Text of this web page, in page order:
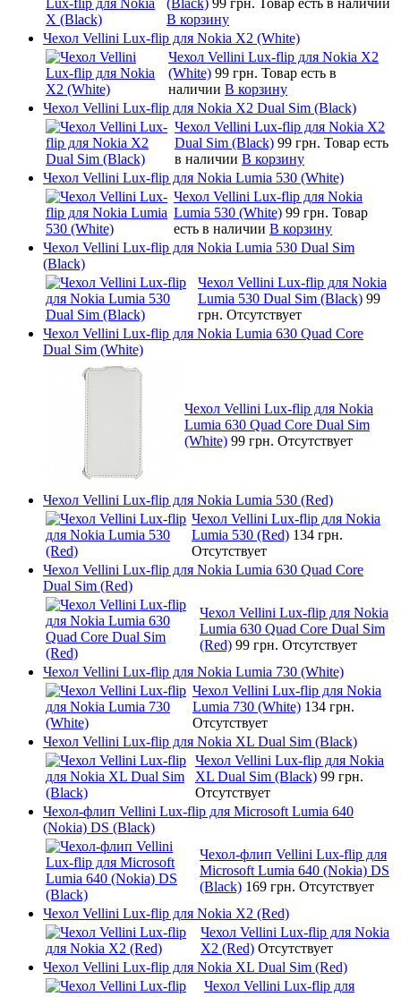
В корзину
Чехол Vellini Lux-flip для Nokia X2 (White)
Чехол Vellini Lux-flip для Nokia X2
(White) 99 грн. Товар есть в
наличии В корзину
Чехол Vellini Lux-flip для Nokia X2 Dual Sim (Black)
Чехол Vellini Lux-flip для Nokia X2
Dual Sim (Black) 99 грн. Товар есть
в наличии В корзину
Чехол Vellini Lux-flip для Nokia Lumia 530 (White)
Чехол Vellini Lux-flip для Nokia
Lumia 530 (White) 99 грн. Товар
есть в наличии В корзину
Чехол Vellini Lux-flip для Nokia Lumia 530 Dual Sim
(Black)
Чехол Vellini Lux-flip для Nokia
Lumia 530 Dual Sim (Black) 99
грн. Отсутствует
Чехол Vellini Lux-flip для Nokia Lumia 630 Quad Core
Dual Sim (White)
Чехол Vellini Lux-flip для Nokia
Lumia 630 Quad Core Dual Sim
(White) 99 грн. Отсутствует
Чехол Vellini Lux-flip для Nokia Lumia 530 (Red)
Чехол Vellini Lux-flip для Nokia
Lumia 530 (Red) 134 грн.
Отсутствует
Чехол Vellini Lux-flip для Nokia Lumia 630 Quad Core
Dual Sim (Red)
Чехол Vellini Lux-flip для Nokia
Lumia 630 Quad Core Dual Sim
(Red) 99 грн. Отсутствует
Чехол Vellini Lux-flip для Nokia Lumia 730 (White)
Чехол Vellini Lux-flip для Nokia
Lumia 730 (White) 134 грн.
Отсутствует
Чехол Vellini Lux-flip для Nokia XL Dual Sim (Black)
Чехол Vellini Lux-flip для Nokia
XL Dual Sim (Black) 99 грн.
Отсутствует
Чехол-флип Vellini Lux-flip для Microsoft Lumia 640
(Nokia) DS (Black)
Чехол-флип Vellini Lux-flip для
Microsoft Lumia 640 (Nokia) DS
(Black) 169 грн. Отсутствует
Чехол Vellini Lux-flip для Nokia X2 (Red)
Чехол Vellini Lux-flip для Nokia
X2 (Red) Отсутствует
Чехол Vellini Lux-flip для Nokia XL Dual Sim (Red)
Чехол Vellini Lux-flip для